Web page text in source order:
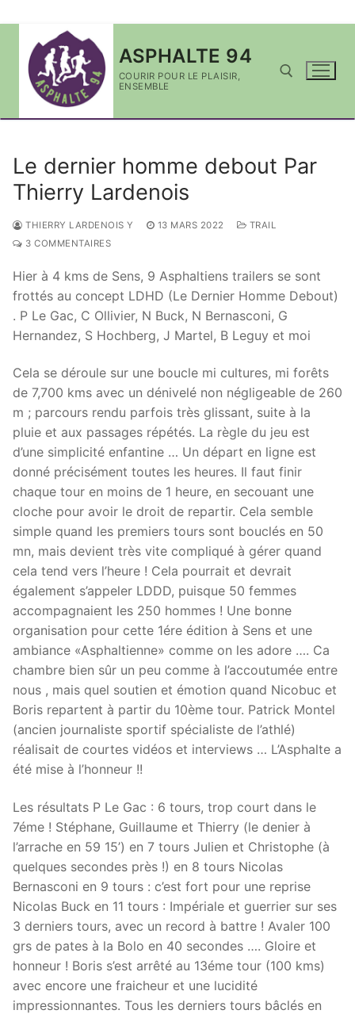
contenu
ASPHALTE 94
COURIR POUR LE PLAISIR,
ENSEMBLE
Le dernier homme debout Par
Thierry Lardenois
THIERRY LARDENOIS Y 13 MARS 2022
TRAIL
3 COMMENTAIRES
Hier à 4 kms de Sens, 9 Asphaltiens trailers se sont
frottés au concept LDHD (Le Dernier Homme Debout)
. P Le Gac, C Ollivier, N Buck, N Bernasconi, G
Hernandez, S Hochberg, J Martel, B Leguy et moi
Cela se déroule sur une boucle mi cultures, mi forêts
de 7,700 kms avec un dénivelé non négligeable de 260
m ; parcours rendu parfois très glissant, suite à la
pluie et aux passages répétés. La règle du jeu est
d’une simplicité enfantine … Un départ en ligne est
donné précisément toutes les heures. Il faut finir
chaque tour en moins de 1 heure, en secouant une
cloche pour avoir le droit de repartir. Cela semble
simple quand les premiers tours sont bouclés en 50
mn, mais devient très vite compliqué à gérer quand
cela tend vers l’heure ! Cela pourrait et devrait
également s’appeler LDDD, puisque 50 femmes
accompagnaient les 250 hommes ! Une bonne
organisation pour cette 1ére édition à Sens et une
ambiance «Asphaltienne» comme on les adore …. Ca
chambre bien sûr un peu comme à l’accoutumée entre
nous , mais quel soutien et émotion quand Nicobuc et
Boris repartent à partir du 10ème tour. Patrick Montel
(ancien journaliste sportif spécialiste de l’athlé)
réalisait de courtes vidéos et interviews … L’Asphalte a
été mise à l’honneur !!
Les résultats P Le Gac : 6 tours, trop court dans le
7éme ! Stéphane, Guillaume et Thierry (le denier à
l’arrache en 59 15’) en 7 tours Julien et Christophe (à
quelques secondes près !) en 8 tours Nicolas
Bernasconi en 9 tours : c’est fort pour une reprise
Nicolas Buck en 11 tours : Impériale et guerrier sur ses
3 derniers tours, avec un record à battre ! Avaler 100
grs de pates à la Bolo en 40 secondes …. Gloire et
honneur ! Boris s’est arrêté au 13éme tour (100 kms)
avec encore une fraicheur et une lucidité
impressionnantes. Tous les derniers tours bâclés en